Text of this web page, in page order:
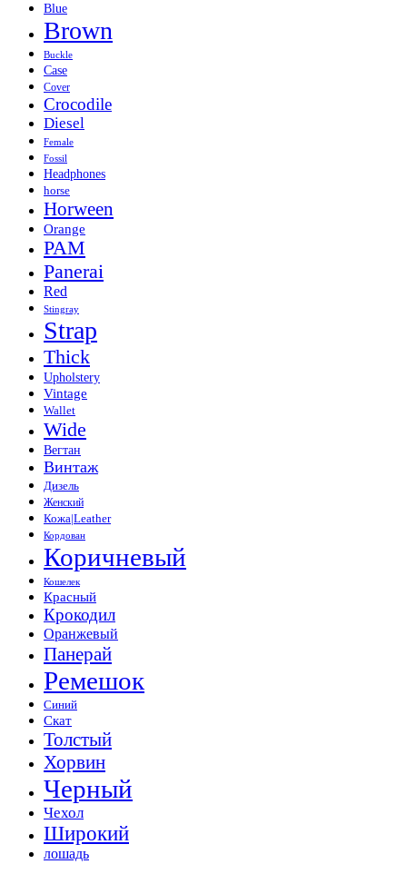
Blue
Brown
Buckle
Case
Cover
Crocodile
Diesel
Female
Fossil
Headphones
horse
Horween
Orange
PAM
Panerai
Red
Stingray
Strap
Thick
Upholstery
Vintage
Wallet
Wide
Вегтан
Винтаж
Дизель
Женский
Кожа|Leather
Кордован
Коричневый
Кошелек
Красный
Крокодил
Оранжевый
Панерай
Ремешок
Синий
Скат
Толстый
Хорвин
Черный
Чехол
Широкий
лошадь